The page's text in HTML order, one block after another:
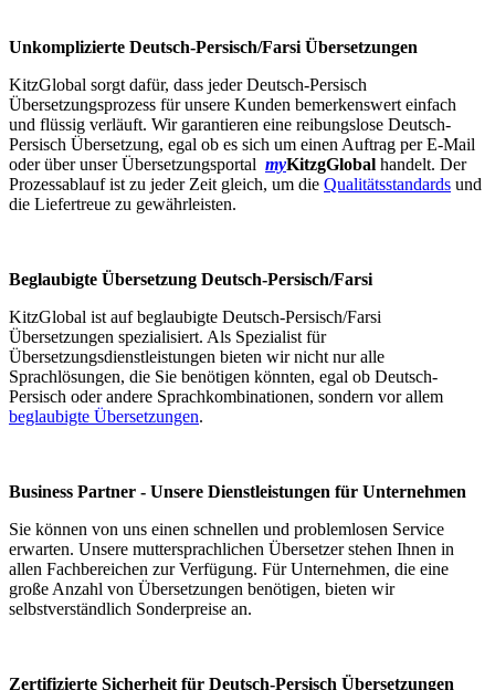
Unkomplizierte Deutsch-Persisch/Farsi Übersetzungen
KitzGlobal sorgt dafür, dass jeder Deutsch-Persisch
Übersetzungsprozess für unsere Kunden bemerkenswert einfach
und flüssig verläuft. Wir garantieren eine reibungslose Deutsch-
Persisch Übersetzung, egal ob es sich um einen Auftrag per E-Mail
oder über unser Übersetzungsportal myKitzgGlobal handelt. Der
Prozessablauf ist zu jeder Zeit gleich, um die Qualitätsstandards und
die Liefertreue zu gewährleisten.
Beglaubigte Übersetzung Deutsch-Persisch/Farsi
KitzGlobal ist auf beglaubigte Deutsch-Persisch/Farsi
Übersetzungen spezialisiert. Als Spezialist für
Übersetzungsdienstleistungen bieten wir nicht nur alle
Sprachlösungen, die Sie benötigen könnten, egal ob Deutsch-
Persisch oder andere Sprachkombinationen, sondern vor allem
beglaubigte Übersetzungen.
Business Partner - Unsere Dienstleistungen für Unternehmen
Sie können von uns einen schnellen und problemlosen Service
erwarten. Unsere muttersprachlichen Übersetzer stehen Ihnen in
allen Fachbereichen zur Verfügung. Für Unternehmen, die eine
große Anzahl von Übersetzungen benötigen, bieten wir
selbstverständlich Sonderpreise an.
Zertifizierte Sicherheit für Deutsch-Persisch Übersetzungen